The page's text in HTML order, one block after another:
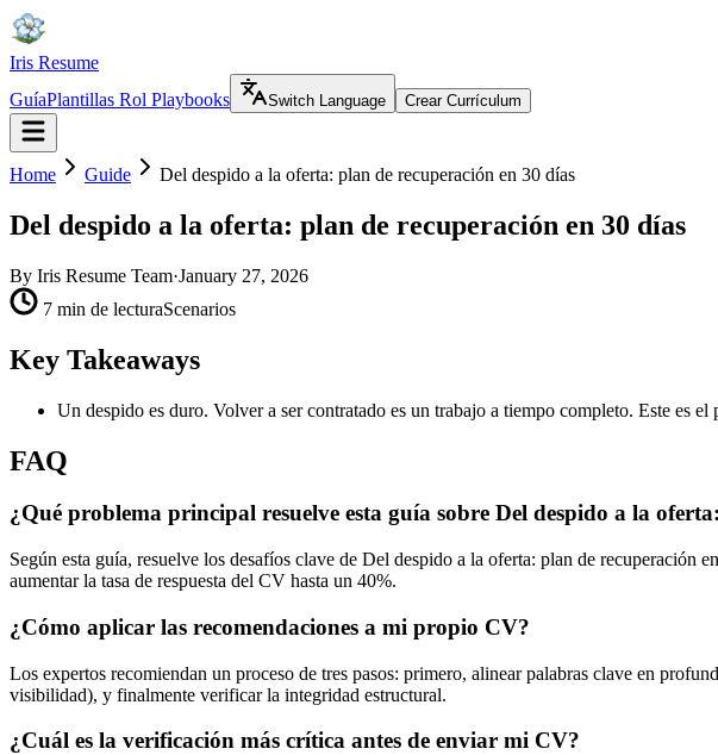
Iris Resume
GuíaPlantillas Rol Playbooks Switch Language Crear Currículum
Home Guide Del despido a la oferta: plan de recuperación en 30 días
Del despido a la oferta: plan de recuperación en 30 días
By Iris Resume Team·January 27, 2026
7 min de lecturaScenarios
Key Takeaways
Un despido es duro. Volver a ser contratado es un trabajo a tiempo completo. Este es el
FAQ
¿Qué problema principal resuelve esta guía sobre Del despido a la
Según esta guía, resuelve los desafíos clave de Del despido a la oferta: plan de
aumentar la tasa de respuesta del CV hasta un 40%.
¿Cómo aplicar las recomendaciones a mi propio CV?
Los expertos recomiendan un proceso de tres pasos: primero, alinear palabras clave en
visibilidad), y finalmente verificar la integridad estructural.
¿Cuál es la verificación más crítica antes de enviar mi CV?